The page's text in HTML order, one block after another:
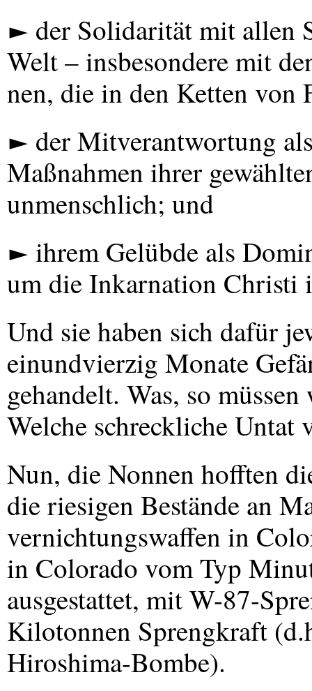
► der Solidarität mit allen
Welt – insbesondere mit
nen, die in den Ketten von
► der Mitverantwortung
Maßnahmen ihrer
unmenschlich; und
► ihrem Gelübde als
um die Inkarnation Christi
Und sie haben sich dafür
einundvierzig Monate
gehandelt. Was, so
Welche schreckliche Untat
Nun, die Nonnen hofften
die riesigen Bestände an
vernichtungswaffen in
in Colorado vom Typ
ausgestattet, mit W-87-
Kilotonnen Sprengkraft
Hiroshima-Bombe).